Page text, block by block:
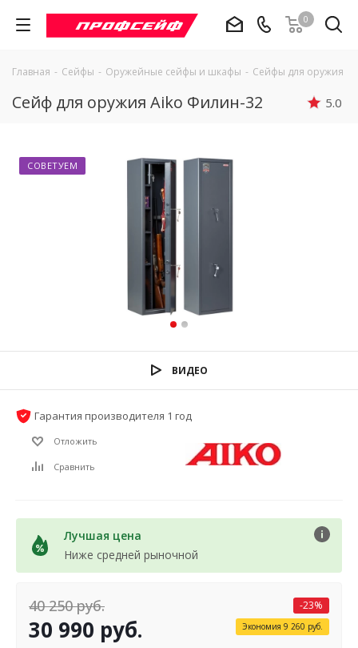
0
Главная - Сейфы - Оружейные сейфы и шкафы - Сейфы для оружия
5.0
Сейф для оружия Aiko Филин-32
СОВЕТУЕМ
ВИДЕО
Гарантия производителя 1 год
Отложить
Сравнить
Лучшая цена
Ниже средней рыночной
40 250руб.
30 990 руб.
-23%
Экономия 9 260 руб.